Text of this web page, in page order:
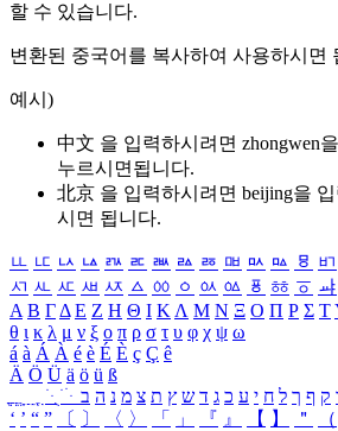
할 수 있습니다.
변환된 중국어를 복사하여 사용하시면
예시)
中文 을 입력하시려면 zhongwen
누르시면됩니다.
北京 을 입력하시려면 beijing을
시면 됩니다.
ㅥ ㅦ ㅧ ㅨ ㅩ ㅪ ㅫ ㅬ ㅭ ㅮ ㅯ ㅰ ㅱ ㅲ
ㅺ ㅻ ㅼ ㅽ ㅾ ㅿ ㆀ ㆁ ㆂ ㆃ ㆄ ㆅ ㆆ ㆇ
Α Β ΓΔ Ε Ζ Η Θ Ι ΚΛ Μ Ν Ξ Ο Π Ρ Σ Τ
θ ι κ λ μ ν ξ ο π ρ σ τ υ φ χ ψ ω
á à Á À é è É È ç Ç ê
Ä Ö Ü ä ö ü ß
ִֶֹ ֻּ ׁׂ ק ף ך ל ח י ע כ ג ד ש ץ ת צ מ נ ה ב
‘ ’ “ ” 〔 〕 〈 〉 「 」 『 』 【 】 ＂ （